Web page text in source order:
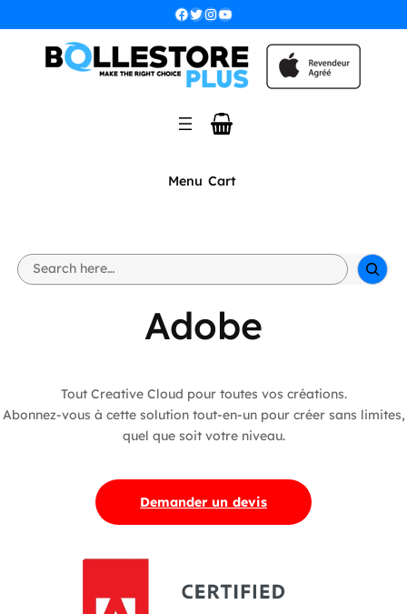
Facebook Twitter InstagramYouTube
Menu Cart
S
e
Adobe
Tout Creative Cloud pour toutes vos créations.
Abonnez-vous à cette solution tout-en-un pour créer sans limites,
quel que soit votre niveau.
Demander un devis